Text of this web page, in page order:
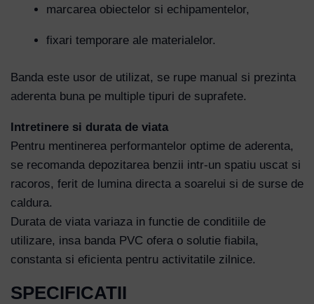
marcarea obiectelor si echipamentelor,
fixari temporare ale materialelor.
Banda este usor de utilizat, se rupe manual si prezinta
aderenta buna pe multiple tipuri de suprafete.
Intretinere si durata de viata
Pentru mentinerea performantelor optime de aderenta,
se recomanda depozitarea benzii intr-un spatiu uscat si
racoros, ferit de lumina directa a soarelui si de surse de
caldura.
Durata de viata variaza in functie de conditiile de
utilizare, insa banda PVC ofera o solutie fiabila,
constanta si eficienta pentru activitatile zilnice.
SPECIFICATII